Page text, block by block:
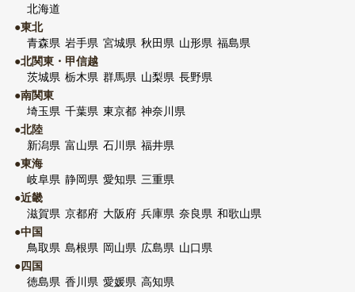
北海道
●東北
青森県 岩手県 宮城県 秋田県 山形県 福島県
●北関東・甲信越
茨城県 栃木県 群馬県 山梨県 長野県
●南関東
埼玉県 千葉県 東京都 神奈川県
●北陸
新潟県 富山県 石川県 福井県
●東海
岐阜県 静岡県 愛知県 三重県
●近畿
滋賀県 京都府 大阪府 兵庫県 奈良県 和歌山県
●中国
鳥取県 島根県 岡山県 広島県 山口県
●四国
徳島県 香川県 愛媛県 高知県